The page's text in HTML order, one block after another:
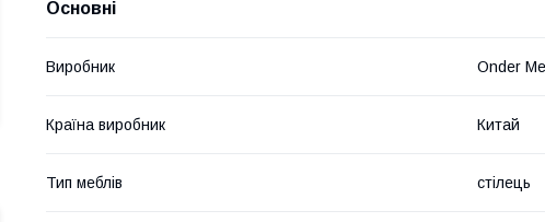
Основні
Виробник Onder
Країна виробник Китай
Тип меблів стілець